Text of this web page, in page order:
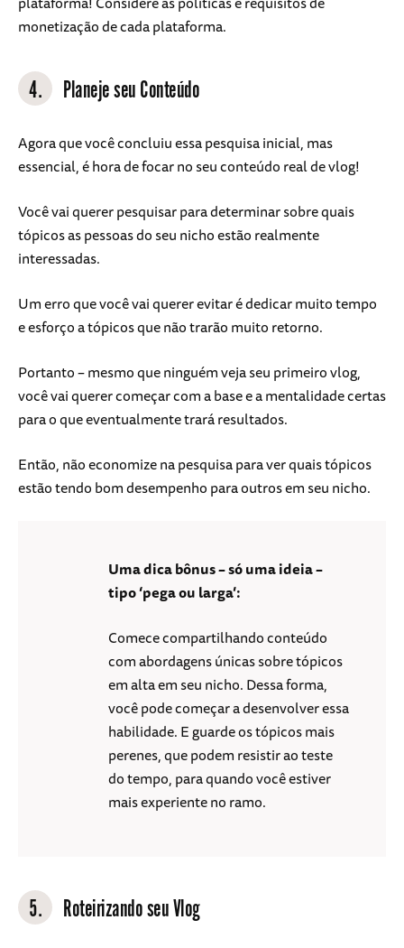
monetização de cada plataforma.
4. Planeje seu Conteúdo
Agora que você concluiu essa pesquisa inicial, mas
essencial, é hora de focar no seu conteúdo real de vlog!
Você vai querer pesquisar para determinar sobre quais
tópicos as pessoas do seu nicho estão realmente
interessadas.
Um erro que você vai querer evitar é dedicar muito tempo
e esforço a tópicos que não trarão muito retorno.
Portanto – mesmo que ninguém veja seu primeiro vlog,
você vai querer começar com a base e a mentalidade certas
para o que eventualmente trará resultados.
Então, não economize na pesquisa para ver quais tópicos
estão tendo bom desempenho para outros em seu nicho.
Uma dica bônus – só uma ideia –
tipo ‘pega ou larga’:
Comece compartilhando conteúdo
com abordagens únicas sobre tópicos
em alta em seu nicho. Dessa forma,
você pode começar a desenvolver essa
habilidade. E guarde os tópicos mais
perenes, que podem resistir ao teste
do tempo, para quando você estiver
mais experiente no ramo.
5. Roteirizando seu Vlog